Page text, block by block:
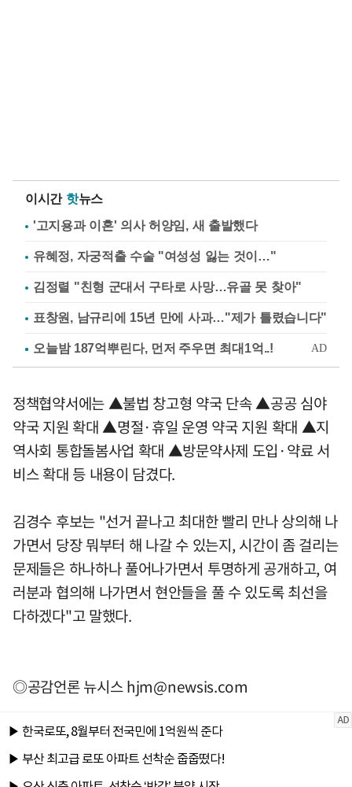
이시간 핫뉴스
'고지용과 이혼' 의사 허양임, 새 출발했다
유혜정, 자궁적출 수술 "여성성 잃는 것이…"
김정렬 "친형 군대서 구타로 사망…유골 못 찾아"
표창원, 남규리에 15년 만에 사과…"제가 틀렸습니다"
정책협약서에는 ▲불법 창고형 약국 단속 ▲공공 심야
약국 지원 확대 ▲명절·휴일 운영 약국 지원 확대 ▲지
역사회 통합돌봄사업 확대 ▲방문약사제 도입·약료 서
비스 확대 등 내용이 담겼다.
김경수 후보는 "선거 끝나고 최대한 빨리 만나 상의해 나
가면서 당장 뭐부터 해 나갈 수 있는지, 시간이 좀 걸리는
문제들은 하나하나 풀어나가면서 투명하게 공개하고, 여
러분과 협의해 나가면서 현안들을 풀 수 있도록 최선을
다하겠다"고 말했다.
◎공감언론 뉴시스hjm@newsis.com